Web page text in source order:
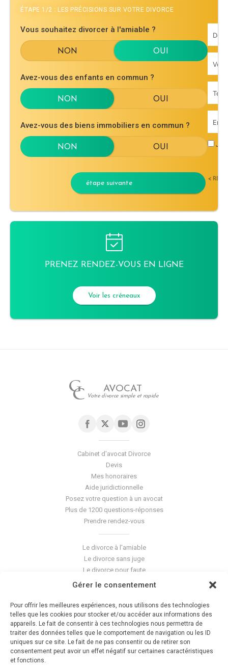
Gérer le consentement
Pour offrir les meilleures expériences, nous utilisons des technologies
telles que les cookies pour stocker et/ou accéder aux informations des
appareils. Le fait de consentir à ces technologies nous permettra de
traiter des données telles que le comportement de navigation ou les ID
uniques sur ce site. Le fait de ne pas consentir ou de retirer son
consentement peut avoir un effet négatif sur certaines caractéristiques
et fonctions.
ÉTAPE 1/2 : LES PRÉCISIONS SUR VOTRE DIVORCE
Vous souhaitez divorcer à l'amiable ?
Avez-vous des enfants en commun ?
Avez-vous des biens immobiliers en commun ?
étape suivante <
PRENEZ RENDEZ-VOUS EN LIGNE
Voir les créneaux
AVOCAT
Votre divorce simple et rapide
Cabinet d'avocat Divorce
Devis
Mes honoraires
Aide juridictionnelle
Posez votre question à un avocat
Plus de 1200 questions-réponses
Prendre rendez-vous
Le divorce à l'amiable
Le divorce sans juge
Le divorce pour faute
Le divorce accepté
La séparation de corps
Les violences conjugales
Le blog du cabinet
Glossaire